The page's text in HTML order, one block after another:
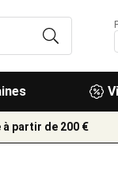
partir de 200 €